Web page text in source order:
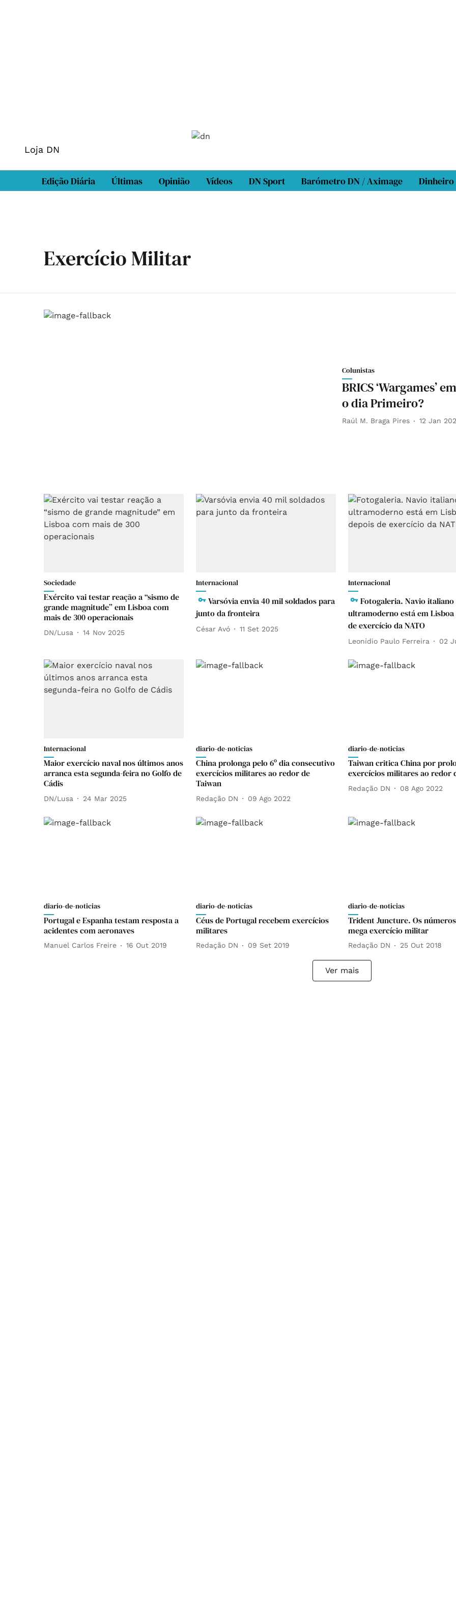
Loja DN
Edição Diária Últimas Opinião Vídeos DN Sport Barómetro DN / Aximage Dinheiro
Exercício Militar
Colunistas
BRICS ‘Wargames’
o dia Primeiro?
Raúl M. Braga Pires 12 Jan
Sociedade
Exército vai testar reação a “sismo de
grande magnitude” em Lisboa com
mais de 300 operacionais
DN/Lusa 14 Nov 2025
Internacional
Varsóvia envia 40 mil soldados para
junto da fronteira
César Avó 11 Set 2025
Internacional
Fotogaleria. Navio italiano
ultramoderno está em Lisboa
de exercício da NATO
Leonídio Paulo Ferreira 02
Internacional
Maior exercício naval nos últimos anos
arranca esta segunda-feira no Golfo de
Cádis
DN/Lusa 24 Mar 2025
diario-de-noticias
China prolonga pelo 6º dia consecutivo
exercícios militares ao redor de
Taiwan
Redação DN 09 Ago 2022
diario-de-noticias
Taiwan critica China por
exercícios militares ao redor
Redação DN 08 Ago 2022
diario-de-noticias
Portugal e Espanha testam resposta a
acidentes com aeronaves
Manuel Carlos Freire 16 Out 2019
diario-de-noticias
Céus de Portugal recebem exercícios
militares
Redação DN 09 Set 2019
diario-de-noticias
Trident Juncture. Os
mega exercício militar
Redação DN 25 Out 2018
Ver mais